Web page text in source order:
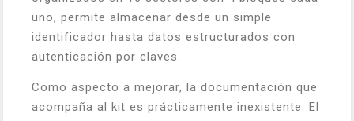
uno, permite almacenar desde un simple
identificador hasta datos estructurados con
autenticación por claves.
Como aspecto a mejorar, la documentación que
acompaña al kit es prácticamente inexistente. El